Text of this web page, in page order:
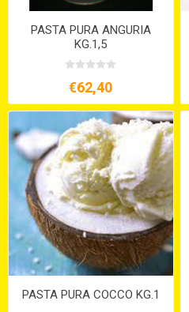
PASTA PURA ANGURIA
KG.1,5
€62,40
PASTA PURA COCCO KG.1